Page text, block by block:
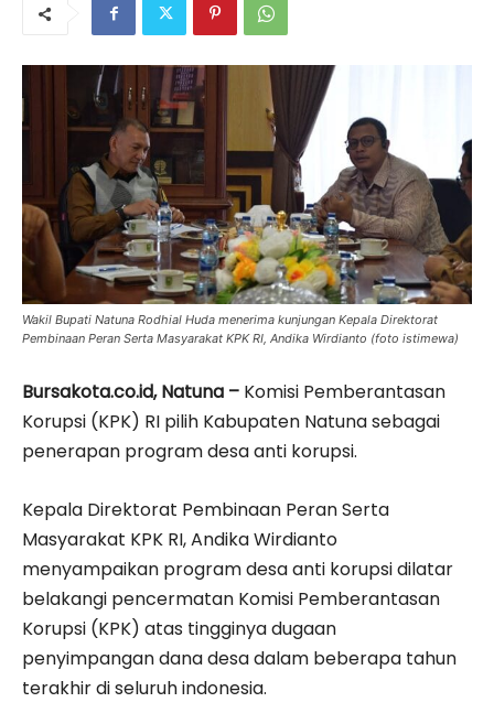
Wakil Bupati Natuna Rodhial Huda menerima kunjungan Kepala Direktorat
Pembinaan Peran Serta Masyarakat KPK RI, Andika Wirdianto (foto istimewa)
Bursakota.co.id, Natuna – Komisi Pemberantasan
Korupsi (KPK) RI pilih Kabupaten Natuna sebagai
penerapan program desa anti korupsi.
Kepala Direktorat Pembinaan Peran Serta
Masyarakat KPK RI, Andika Wirdianto
menyampaikan program desa anti korupsi dilatar
belakangi pencermatan Komisi Pemberantasan
Korupsi (KPK) atas tingginya dugaan
penyimpangan dana desa dalam beberapa tahun
terakhir di seluruh indonesia.